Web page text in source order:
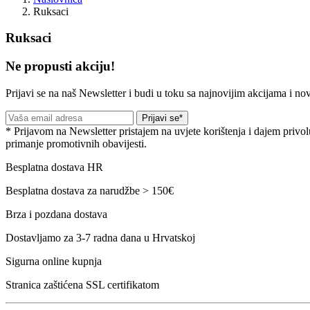
Ruksaci
Ruksaci
Ne propusti akciju!
Prijavi se na naš Newsletter i budi u toku sa najnovijim akcijama i
Prijavi se*
* Prijavom na Newsletter pristajem na uvjete korištenja i dajem
primanje promotivnih obavijesti.
Besplatna dostava HR
Besplatna dostava za narudžbe > 150€
Brza i pozdana dostava
Dostavljamo za 3-7 radna dana u Hrvatskoj
Sigurna online kupnja
Stranica zaštićena SSL certifikatom